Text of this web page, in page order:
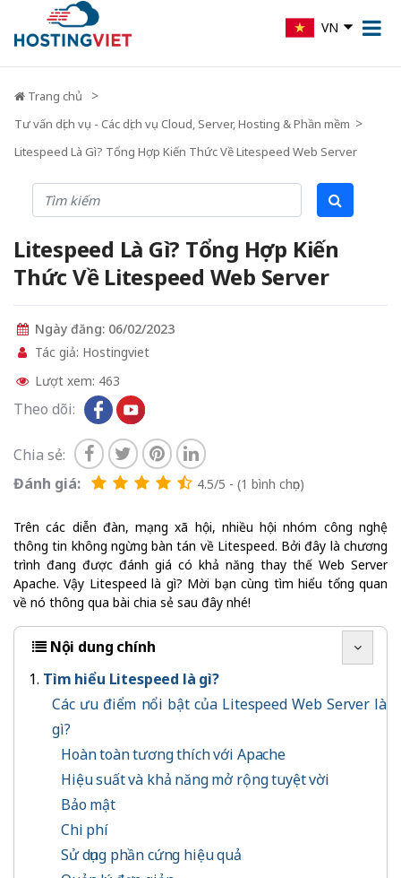
VN
Trang chủ
Tư vấn dịch vụ - Các dịch vụ Cloud, Server, Hosting & Phần mềm
Litespeed Là Gì? Tổng Hợp Kiến Thức Về Litespeed Web Server
Litespeed Là Gì? Tổng Hợp Kiến
Thức Về Litespeed Web Server
Ngày đăng: 06/02/2023
Tác giả: Hostingviet
Lượt xem: 463
Theo dõi:
Chia sẻ:
Đánh giá:
4.5/5 - (1 bình chọn)
Trên các diễn đàn, mạng xã hội, nhiều hội nhóm công nghệ
thông tin không ngừng bàn tán về Litespeed. Bởi đây là chương
trình đang được đánh giá có khả năng thay thế Web Server
Apache. Vậy Litespeed là gì? Mời bạn cùng tìm hiểu tổng quan
về nó thông qua bài chia sẻ sau đây nhé!
Nội dung chính
Tìm hiểu Litespeed là gì?
Các ưu điểm nổi bật của Litespeed Web Server là
gì?
Hoàn toàn tương thích với Apache
Hiệu suất và khả năng mở rộng tuyệt vời
Bảo mật
Chi phí
Sử dụng phần cứng hiệu quả